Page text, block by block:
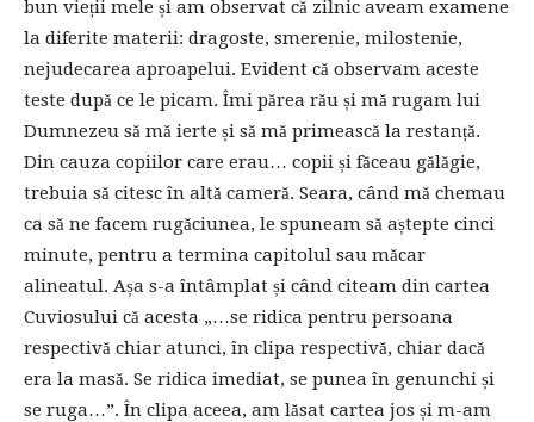
bun vieții mele și am observat că zilnic aveam examene
la diferite materii: dragoste, smerenie, milostenie,
nejudecarea aproapelui. Evident că observam aceste
teste după ce le picam. Îmi părea rău și mă rugam lui
Dumnezeu să mă ierte și să mă primească la restanță.
Din cauza copiilor care erau… copii și făceau gălăgie,
trebuia să citesc în altă cameră. Seara, când mă chemau
ca să ne facem rugăciunea, le spuneam să aștepte cinci
minute, pentru a termina capitolul sau măcar
alineatul. Așa s-a întâmplat și când citeam din cartea
Cuviosului că acesta „…se ridica pentru persoana
respectivă chiar atunci, în clipa respectivă, chiar dacă
era la masă. Se ridica imediat, se punea în genunchi și
se ruga…”. În clipa aceea, am lăsat cartea jos și m-am